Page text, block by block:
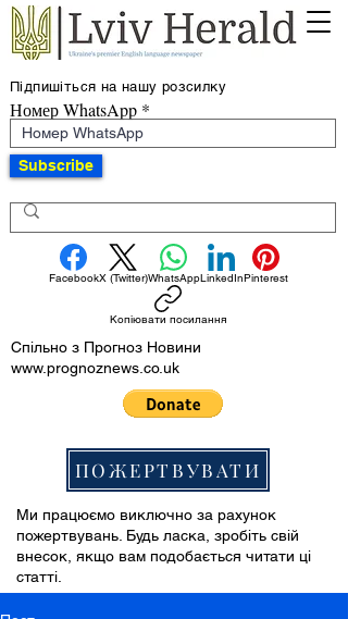
Підпишіться на нашу розсилку
Номер WhatsApp
Subscribe
FacebookX (Twitter)WhatsAppLinkedInPinterest
Копіювати посилання
Спільно з Прогноз Новини
www.prognoznews.co.uk
ПОЖЕРТВУВАТИ
Ми працюємо виключно за рахунок
пожертвувань. Будь ласка, зробіть свій
внесок, якщо вам подобається читати ці
статті.